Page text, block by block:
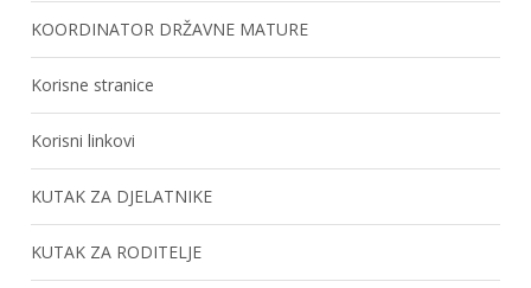
KOORDINATOR DRŽAVNE MATURE
Korisne stranice
Korisni linkovi
KUTAK ZA DJELATNIKE
KUTAK ZA RODITELJE